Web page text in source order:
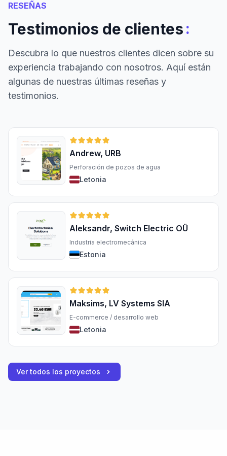
RESEÑAS
Testimonios de clientes:
Descubra lo que nuestros clientes dicen sobre su
experiencia trabajando con nosotros. Aquí están
algunas de nuestras últimas reseñas y
testimonios.
Andrew, URB
Perforación de pozos de agua
Letonia
Aleksandr, Switch Electric OÜ
Industria electromecánica
Estonia
Maksims, LV Systems SIA
E-commerce / desarrollo web
Letonia
Ver todos los proyectos